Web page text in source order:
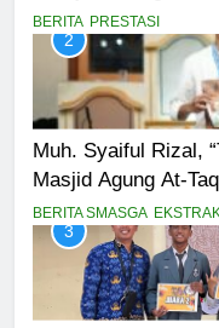
BERITA PRESTASI
2
Muh. Syaiful Rizal,
Masjid Agung At-
BERITA SMASGA
3